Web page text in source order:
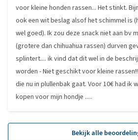
voor kleine honden rassen... Het stinkt.
ook een wit beslag alsof het schimmel is
wel goed). Ik zou deze snack niet aan bv
(grotere dan chihuahua rassen) durven
splintert.... ik vind dat dit wel in de
worden - Niet geschikt voor kleine
die nu in plullenbak gaat. Voor 10€ had ik
kopen voor mijn hondje .....
Bekijk alle